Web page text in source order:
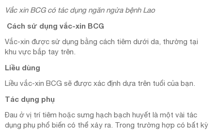
Vắc xin BCG có tác dụng ngăn ngừa bệnh Lao
Cách sử dụng vắc-xin BCG
Vắc-xin được sử dụng bằng cách tiêm dưới da, thường tại
khu vực bắp tay trên.
Liều dùng
Liều vắc-xin BCG sẽ được xác định dựa trên tuổi của bạn.
Tác dụng phụ
Đau ở vị trí tiêm hoặc sưng hạch bạch huyết là một vài tác
dụng phụ phổ biến có thể xảy ra. Trong trường hợp có bất kỳ